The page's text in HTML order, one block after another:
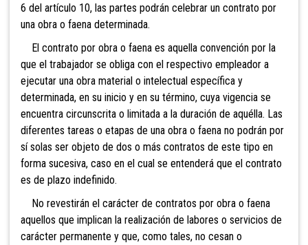
6 del artículo 10, las partes podrán celebrar un contrato por
una obra o faena determinada.
El contrato por obra o faena es aquella convención por la
que el trabajador se obliga con el respectivo empleador a
ejecutar una obra material o intelectual específica y
determinada, en su inicio y en su término, cuya vigencia se
encuentra circunscrita o limitada a la duración de aquélla. Las
diferentes tareas o etapas de una obra o faena no podrán por
sí solas ser objeto de dos o más contratos de este tipo en
forma sucesiva, caso en el cual se entenderá que el contrato
es de plazo indefinido.
No revestirán el carácter de contratos por obra o faena
aquellos que implican la realización de labores o servicios de
carácter permanente y que, como tales, no cesan o